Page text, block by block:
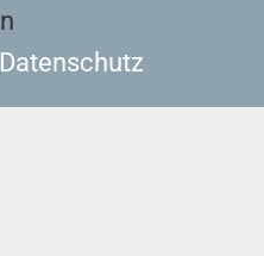
Datenschutz